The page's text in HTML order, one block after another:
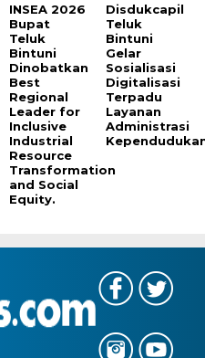
INSEA 2026
Bupat
Teluk
Bintuni
Dinobatkan
Best
Regional
Leader for
Inclusive
Industrial
Resource
Transformation
and Social
Equity.
Disdukcapil
Teluk
Bintuni
Gelar
Sosialisasi
Digitalisasi
Terpadu
Layanan
Administrasi